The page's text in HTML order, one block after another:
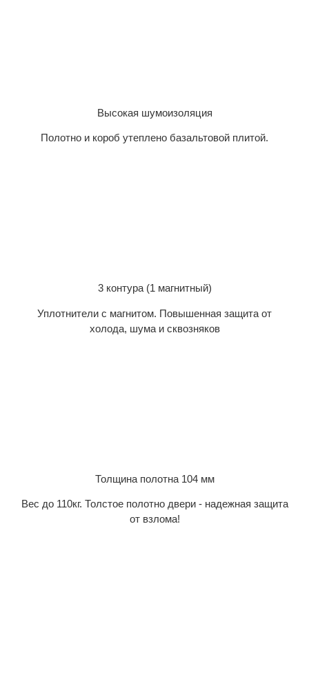
Высокая шумоизоляция
Полотно и короб утеплено базальтовой плитой.
3 контура (1 магнитный)
Уплотнители с магнитом. Повышенная защита от
холода, шума и сквозняков
Толщина полотна 104 мм
Вес до 110кг. Толстое полотно двери - надежная защита
от взлома!